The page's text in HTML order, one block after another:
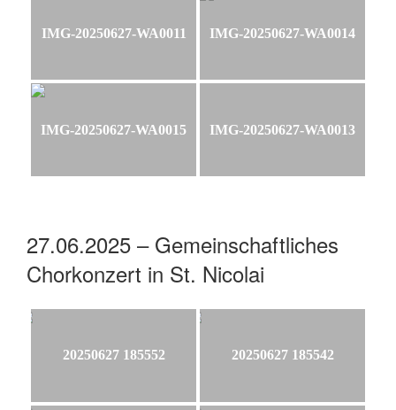
IMG-20250627-WA0011 IMG-20250627-WA0014
IMG-20250627-WA0015 IMG-20250627-WA0013
27.06.2025 – Gemeinschaftliches
Chorkonzert in St. Nicolai
20250627 185552 20250627 185542